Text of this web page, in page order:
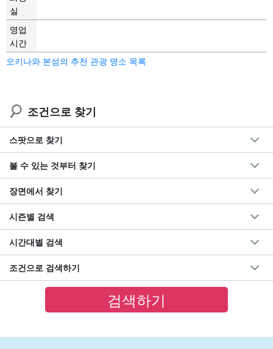
실
영업
시간
오키나와 본섬의 추천 관광 명소 목록
조건으로 찾기
스팟으로 찾기
볼 수 있는 것부터 찾기
장면에서 찾기
시즌별 검색
시간대별 검색
조건으로 검색하기